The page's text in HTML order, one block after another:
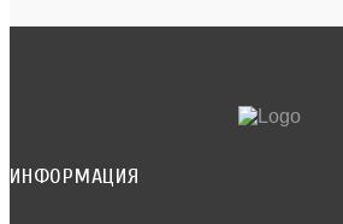
ИНФОРМАЦИЯ